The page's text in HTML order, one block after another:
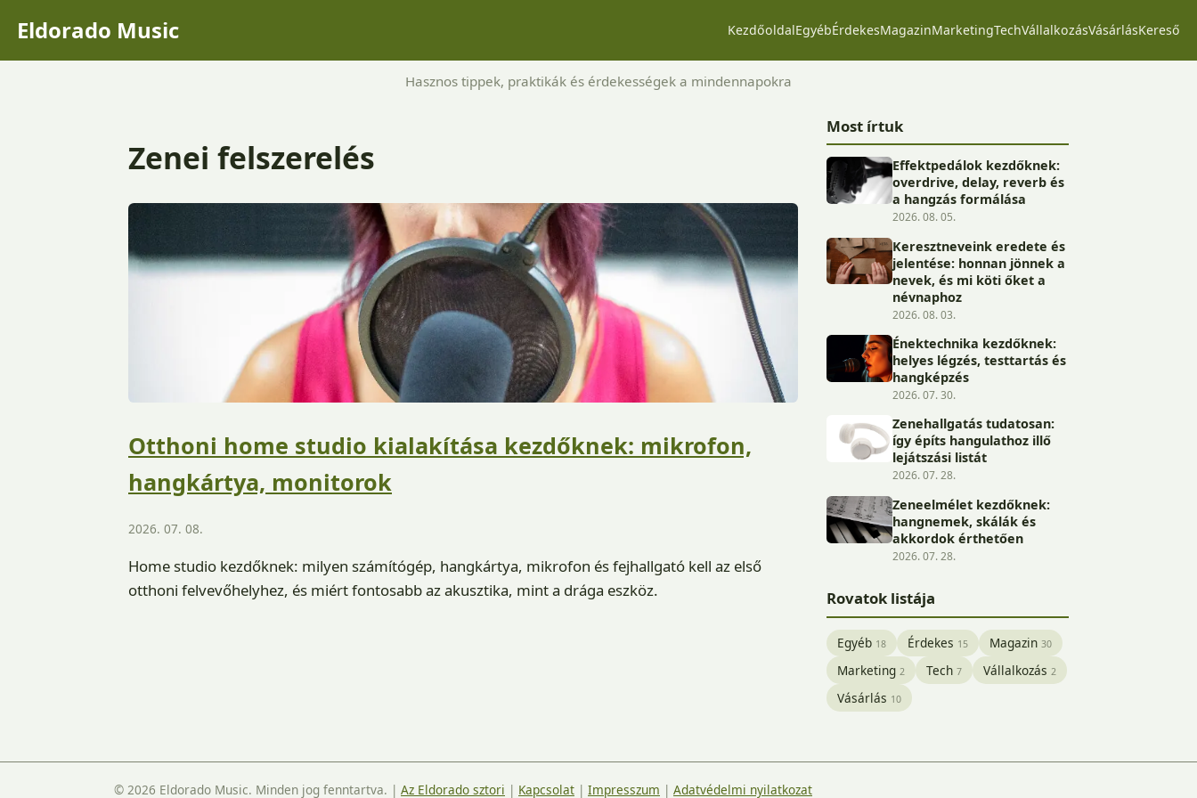
Eldorado Music KezdőoldalEgyébÉrdekesMagazinMarketingTechVállalkozásVásárlásKereső
Hasznos tippek, praktikák és érdekességek a mindennapokra
Zenei felszerelés
Otthoni home studio kialakítása kezdőknek: mikrofon,
hangkártya, monitorok
2026. 07. 08.
Home studio kezdőknek: milyen számítógép, hangkártya, mikrofon és fejhallgató kell az első
otthoni felvevőhelyhez, és miért fontosabb az akusztika, mint a drága eszköz.
Most írtuk
Effektpedálok kezdőknek:
overdrive, delay, reverb és
a hangzás formálása
2026. 08. 05.
Keresztneveink eredete és
jelentése: honnan jönnek a
nevek, és mi köti őket a
névnaphoz
2026. 08. 03.
Énektechnika kezdőknek:
helyes légzés, testtartás és
hangképzés
2026. 07. 30.
Zenehallgatás tudatosan:
így építs hangulathoz illő
lejátszási listát
2026. 07. 28.
Zeneelmélet kezdőknek:
hangnemek, skálák és
akkordok érthetően
2026. 07. 28.
Rovatok listája
Egyéb 18 Érdekes 15 Magazin 30
Marketing 2 Tech 7 Vállalkozás 2
Vásárlás 10
© 2026 Eldorado Music. Minden jog fenntartva. | Az Eldorado sztori | Kapcsolat | Impresszum | Adatvédelmi nyilatkozat